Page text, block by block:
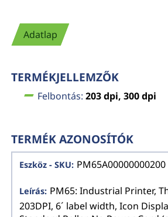
Adatlap
TERMÉKJELLEMZŐK
Felbontás: 203 dpi, 300 dpi
TERMÉK AZONOSÍTÓK
PM65A00000000200
PM65: Industrial Printer,
203DPI, 6´ label width, Icon